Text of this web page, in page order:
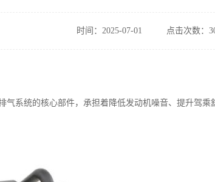
时间：2025-07-01 点击次数：
气系统的核心部件，承担着降低发动机噪音、提升驾乘